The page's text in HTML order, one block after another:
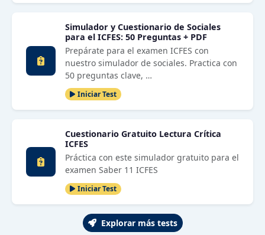
Simulador y Cuestionario de Sociales
para el ICFES: 50 Preguntas + PDF
Prepárate para el examen ICFES con
nuestro simulador de sociales. Practica con
50 preguntas clave, …
Iniciar Test
Cuestionario Gratuito Lectura Crítica
ICFES
Práctica con este simulador gratuito para el
examen Saber 11 ICFES
Iniciar Test
Explorar más tests